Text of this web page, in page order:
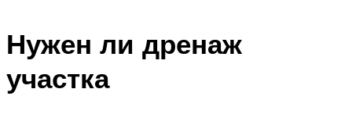
Нужен ли дренаж
участка